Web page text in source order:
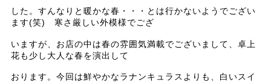
した。すんなりと暖かな春・・・とは行かないようでござい
ます(笑) 寒さ厳しい外模様でござ
いますが、お店の中は春の雰囲気満載でございまして、卓上
花も少し大人な春を演出して
おります。今回は鮮やかなラナンキュラスよりも、白いスイ